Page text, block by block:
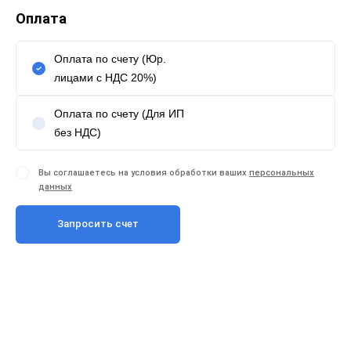
Оплата
Оплата по счету (Юр.
лицами с НДС 20%)
Оплата по счету (Для ИП
без НДС)
Вы соглашаетесь на условия обработки ваших персональных
данных